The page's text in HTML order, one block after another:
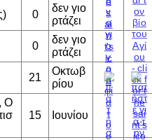
0
δεν γιο
ρτάζει
0
δεν γιο
ρτάζει
21
Οκτωβ
ρίου
Ο
15 Ιουνίου